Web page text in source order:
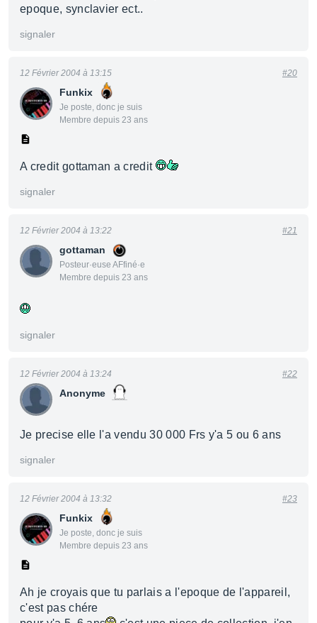
epoque, synclavier ect..
signaler
Funkix
Je poste, donc je suis
Membre depuis 23 ans
12 Février 2004 à 13:15 #20
A credit gottaman a credit
signaler
gottaman
Posteur·euse AFfiné·e
Membre depuis 23 ans
12 Février 2004 à 13:22 #21
signaler
Anonyme
12 Février 2004 à 13:24 #22
Je precise elle l'a vendu 30 000 Frs y'a 5 ou 6 ans
signaler
Funkix
Je poste, donc je suis
Membre depuis 23 ans
12 Février 2004 à 13:32 #23
Ah je croyais que tu parlais a l'epoque de l'appareil,
c'est pas chére